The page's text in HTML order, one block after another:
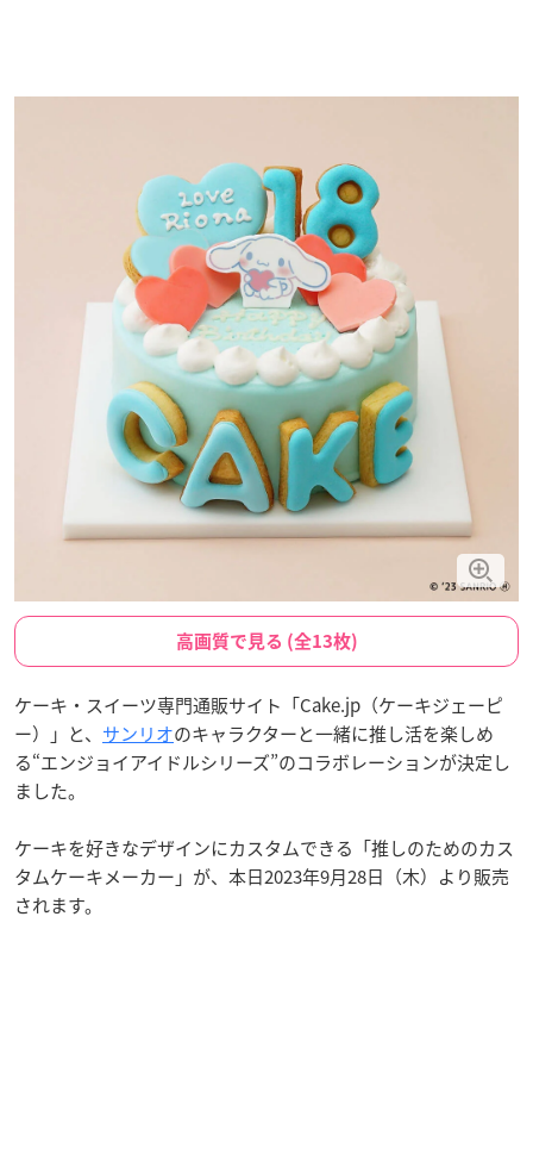
高画質で見る (全13枚)
ケーキ・スイーツ専門通販サイト「Cake.jp（ケーキジェーピ
ー）」と、 サンリオのキャラクターと一緒に推し活を楽しめ
る“エンジョイアイドルシリーズ”のコラボレーションが決定し
ました。
ケーキを好きなデザインにカスタムできる「推しのためのカス
タムケーキメーカー」が、本日2023年9月28日（木）より販売
されます。